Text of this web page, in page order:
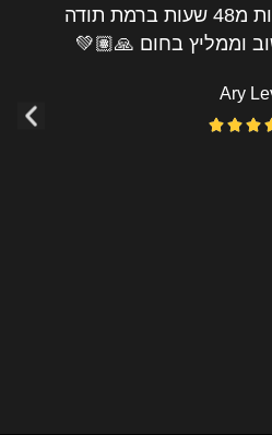
שעות, שודרגתי למוצר
תשלום וגם כששמעט
מומלץ בחום 🙂